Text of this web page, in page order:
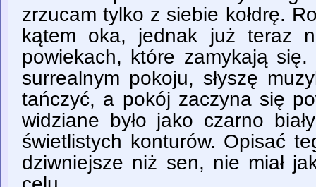
zrzucam tylko z siebie kołdrę.
kątem oka, jednak już teraz
powiekach, które zamykają
surrealnym pokoju, słyszę
tańczyć, a pokój zaczyna się
widziane było jako czarno
świetlistych konturów. Opisać
dziwniejsze niż sen, nie miał